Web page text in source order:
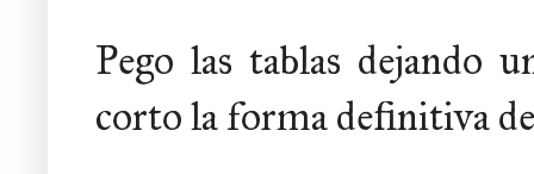
Pego las tablas dejando
corto la forma definitiva